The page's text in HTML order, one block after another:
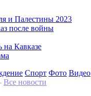
и Палестины 2023
после войны
на Кавказе
Спорт Фото Видео
Все новости